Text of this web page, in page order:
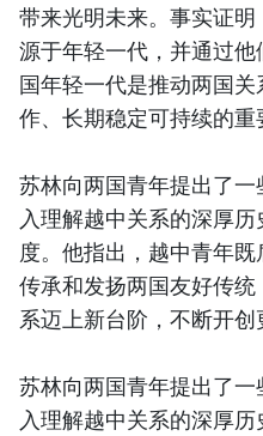
带来光明未来。事实证
源于年轻一代，并通过
国年轻一代是推动两国
作、长期稳定可持续的重
苏林向两国青年提出了
入理解越中关系的深厚
度。他指出，越中青年
传承和发扬两国友好传
系迈上新台阶，不断开创
苏林向两国青年提出了
入理解越中关系的深厚